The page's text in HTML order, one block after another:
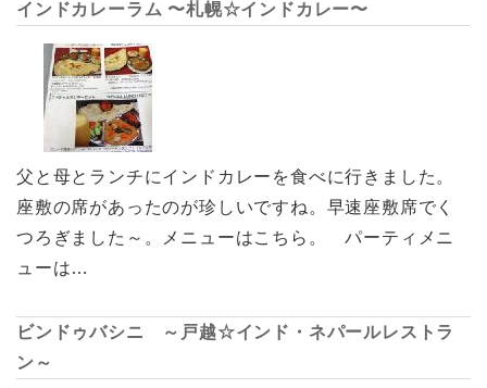
インドカレーラム 〜札幌☆インドカレー〜
父と母とランチにインドカレーを食べに行きました。
座敷の席があったのが珍しいですね。早速座敷席でく
つろぎました～。メニューはこちら。 パーティメニ
ューは…
ビンドゥバシニ ～戸越☆インド・ネパールレストラ
ン～